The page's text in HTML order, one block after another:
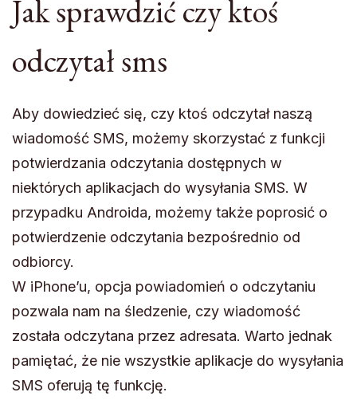
Jak sprawdzić czy ktoś
odczytał sms
Aby dowiedzieć się, czy ktoś odczytał naszą
wiadomość SMS, możemy skorzystać z funkcji
potwierdzania odczytania dostępnych w
niektórych aplikacjach do wysyłania SMS. W
przypadku Androida, możemy także poprosić o
potwierdzenie odczytania bezpośrednio od
odbiorcy.
W iPhone’u, opcja powiadomień o odczytaniu
pozwala nam na śledzenie, czy wiadomość
została odczytana przez adresata. Warto jednak
pamiętać, że nie wszystkie aplikacje do wysyłania
SMS oferują tę funkcję.